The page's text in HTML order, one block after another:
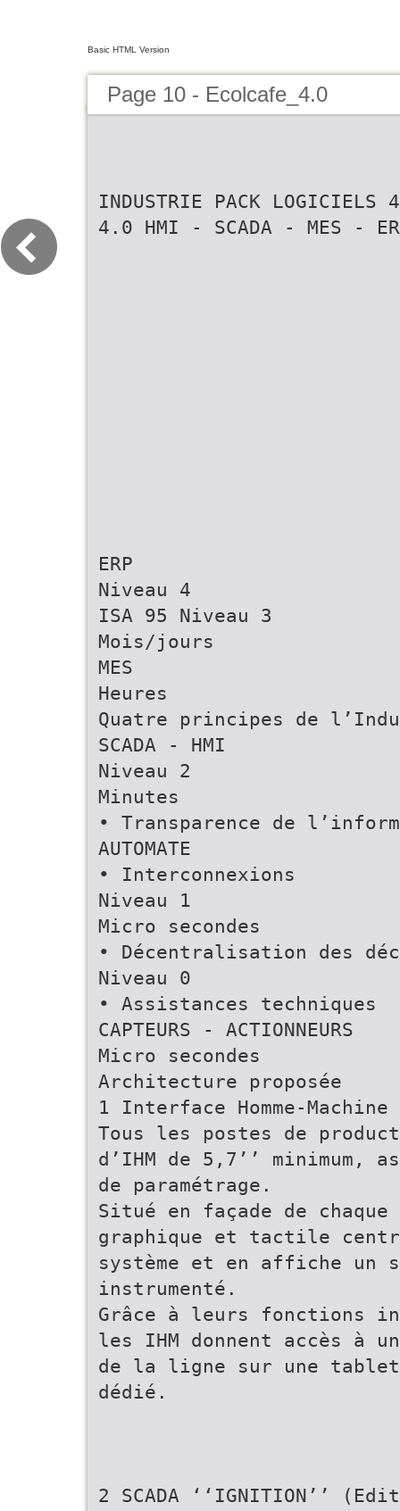
Basic HTML Version
Page 10 - Ecolcafe_4.0
INDUSTRIE PACK LOGICIELS
4.0 HMI - SCADA - MES -
ERP
Niveau 4
ISA 95 Niveau 3
Mois/jours
MES
Heures
Quatre principes de
SCADA - HMI
Niveau 2
Minutes
• Transparence de
AUTOMATE
• Interconnexions
Niveau 1
Micro secondes
• Décentralisation des
Niveau 0
• Assistances techniques
CAPTEURS - ACTIONNEURS
Micro secondes
Architecture proposée
1 Interface Homme-Machine
Tous les postes de
d’IHM de 5,7’’
de paramétrage.
Situé en façade de
graphique et tactile
système et en affiche un
instrumenté.
Grâce à leurs fonctions
les IHM donnent accès à
de la ligne sur une
dédié.
2 SCADA ‘‘IGNITION’’